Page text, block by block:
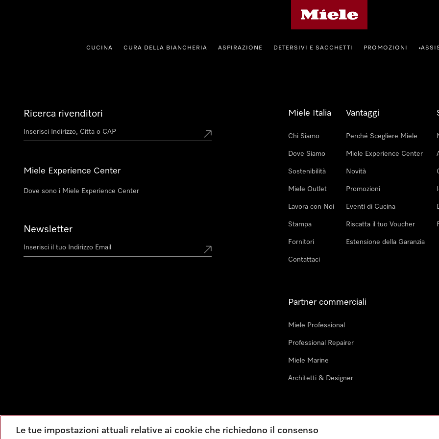
CUCINA CURA DELLA BIANCHERIA ASPIRAZIONE DETERSIVI E SACCHETTI PROMOZIONI •
Ricerca rivenditori
Miele Experience Center
Dove sono i Miele Experience Center
Newsletter
Miele Italia
Chi Siamo
Dove Siamo
Sostenibilità
Miele Outlet
Lavora con Noi
Stampa
Fornitori
Contattaci
Vantaggi
Perché Scegliere Miele
Miele Experience Center
Novità
Promozioni
Eventi di Cucina
Riscatta il tuo Voucher
Estensione della Garanzia
Partner commerciali
Miele Professional
Professional Repairer
Miele Marine
Architetti & Designer
Le tue impostazioni attuali relative ai cookie che richiedono il consenso